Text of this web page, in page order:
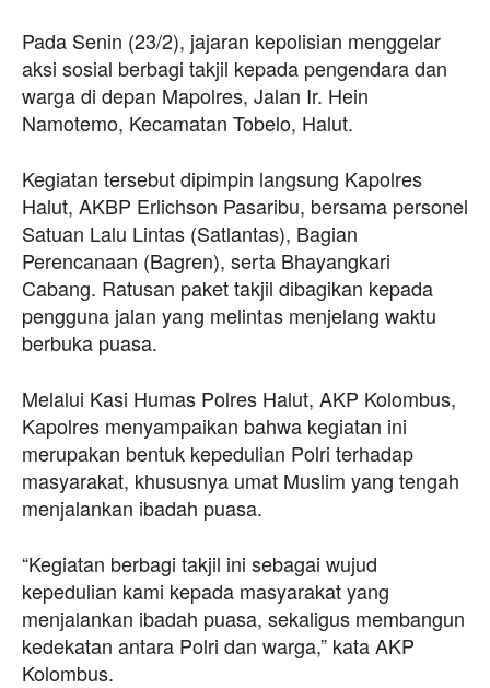
Pada Senin (23/2), jajaran kepolisian menggelar
aksi sosial berbagi takjil kepada pengendara dan
warga di depan Mapolres, Jalan Ir. Hein
Namotemo, Kecamatan Tobelo, Halut.
Kegiatan tersebut dipimpin langsung Kapolres
Halut, AKBP Erlichson Pasaribu, bersama personel
Satuan Lalu Lintas (Satlantas), Bagian
Perencanaan (Bagren), serta Bhayangkari
Cabang. Ratusan paket takjil dibagikan kepada
pengguna jalan yang melintas menjelang waktu
berbuka puasa.
Melalui Kasi Humas Polres Halut, AKP Kolombus,
Kapolres menyampaikan bahwa kegiatan ini
merupakan bentuk kepedulian Polri terhadap
masyarakat, khususnya umat Muslim yang tengah
menjalankan ibadah puasa.
“Kegiatan berbagi takjil ini sebagai wujud
kepedulian kami kepada masyarakat yang
menjalankan ibadah puasa, sekaligus membangun
kedekatan antara Polri dan warga,” kata AKP
Kolombus.